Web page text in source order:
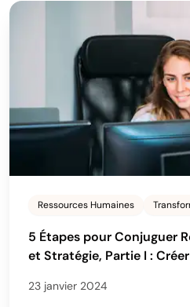
Ressources Humaines
5 Étapes pour Conjuguer
et Stratégie, Partie I :
23 janvier 2024